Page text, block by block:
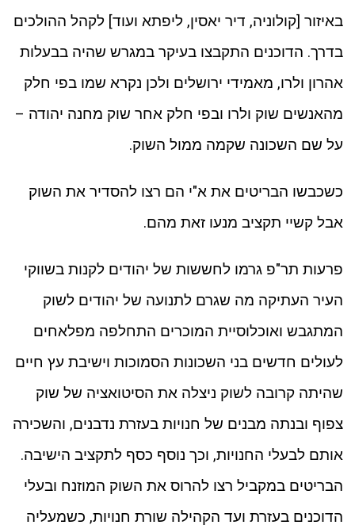
באיזור [קולוניה, דיר יאסין, ליפתא ועוד] לקהל ההולכים
בדרך. הדוכנים התקבצו בעיקר במגרש שהיה בבעלות
אהרון ולרו, מאמידי ירושלים ולכן נקרא שמו בפי חלק
מהאנשים שוק ולרו ובפי חלק אחר שוק מחנה יהודה –
על שם השכונה שקמה ממול השוק.
כשכבשו הבריטים את א"י הם רצו להסדיר את השוק
אבל קשיי תקציב מנעו זאת מהם.
פרעות תר"פ גרמו לחששות של יהודים לקנות בשווקי
העיר העתיקה מה שגרם לתנועה של יהודים לשוק
המתגבש ואוכלוסיית המוכרים התחלפה מפלאחים
לעולים חדשים בני השכונות הסמוכות וישיבת עץ חיים
שהיתה קרובה לשוק ניצלה את הסיטואציה של שוק
צפוף ובנתה מבנים של חנויות בעזרת נדבנים, והשכירה
אותם לבעלי החנויות, וכך נוסף כסף לתקציב הישיבה.
הבריטים במקביל רצו להרוס את השוק המוזנח ובעלי
הדוכנים בעזרת ועד הקהילה שורת חנויות, כשמעליה